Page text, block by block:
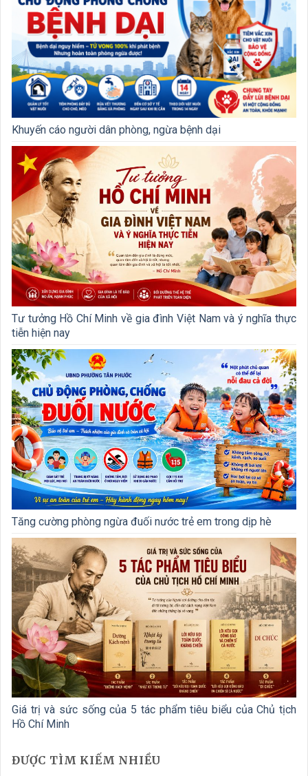
Khuyến cáo người dân phòng, ngừa bệnh dại
Tư tưởng Hồ Chí Minh về gia đình Việt Nam và ý nghĩa thực
tiễn hiện nay
Tăng cường phòng ngừa đuối nước trẻ em trong dịp hè
Giá trị và sức sống của 5 tác phẩm tiêu biểu của Chủ tịch
Hồ Chí Minh
ĐƯỢC TÌM KIẾM NHIỀU